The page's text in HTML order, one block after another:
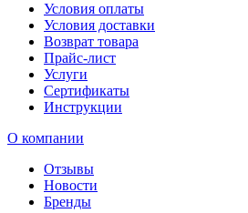
Условия оплаты
Условия доставки
Возврат товара
Прайс-лист
Услуги
Сертификаты
Инструкции
О компании
Отзывы
Новости
Бренды